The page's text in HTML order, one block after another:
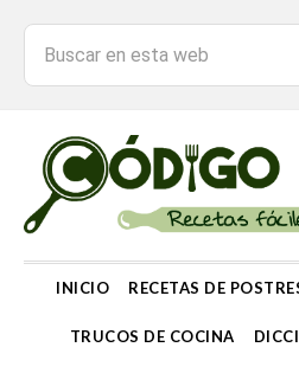
INICIO RECETAS DE
TRUCOS DE COCINA